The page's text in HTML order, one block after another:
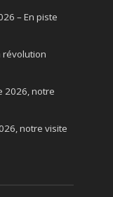
– En piste
révolution
2026, notre
notre visite